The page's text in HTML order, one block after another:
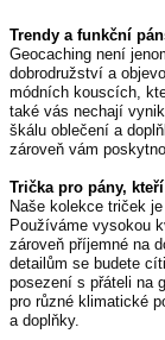
Trendy a funkční
Geocaching není
dobrodružství a
módních kouscích,
také vás nechají
škálu oblečení a
zároveň vám
Trička pro pány,
Naše kolekce triček
Používáme vysokou
zároveň příjemné na
detailům se budete
posezení s přáteli na
pro různé klimatické
a doplňky.